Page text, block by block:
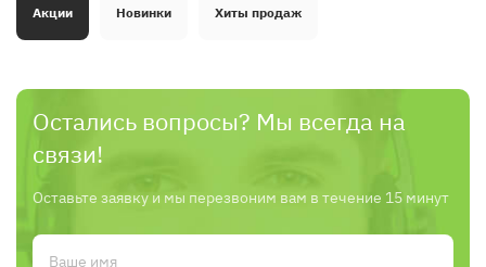
Акции Новинки Хиты продаж
Остались вопросы? Мы всегда на
связи!
Оставьте заявку и мы перезвоним вам в течение 15 минут